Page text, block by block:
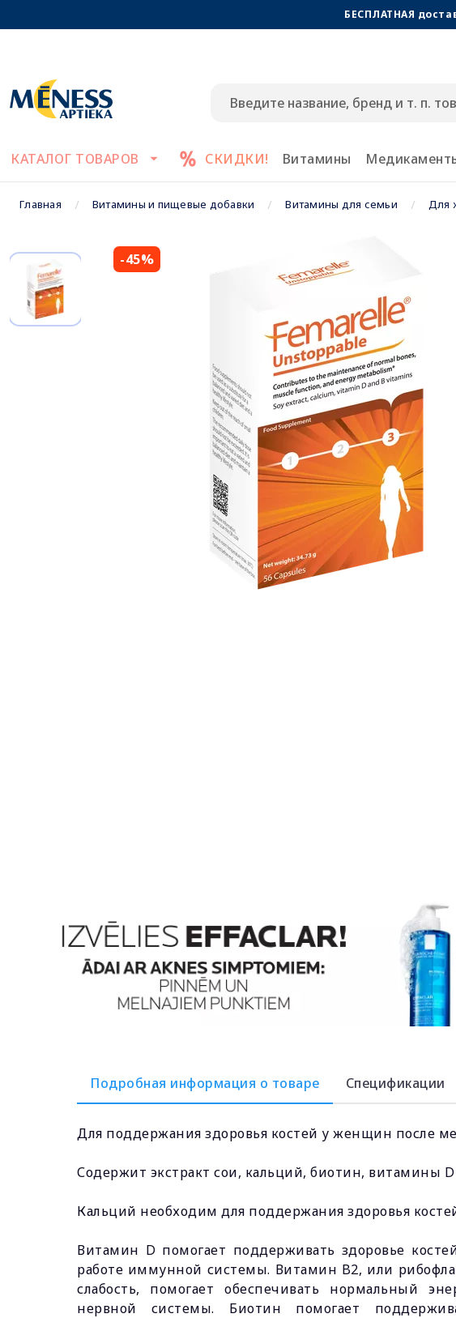
БЕСПЛАТНАЯ
КАТАЛОГ ТОВАРОВ СКИДКИ! Витамины
Главная Витамины и пищевые добавки Витамины для семьи Для
-45%
Подробная информация о товаре Спецификации
Для поддержания здоровья костей у женщин после
Содержит экстракт сои, кальций, биотин, витамины D
Кальций необходим для поддержания здоровья
Витамин D помогает поддерживать здоровье
работе иммунной системы. Витамин B2, или
слабость, помогает обеспечивать нормальный
нервной системы. Биотин помогает